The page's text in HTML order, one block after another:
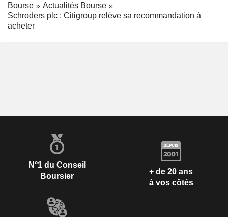
Bourse
Actualités Bourse
Schroders plc : Citigroup relève sa recommandation à
acheter
N°1 du Conseil
Boursier
+ de 20 ans
à vos côtés